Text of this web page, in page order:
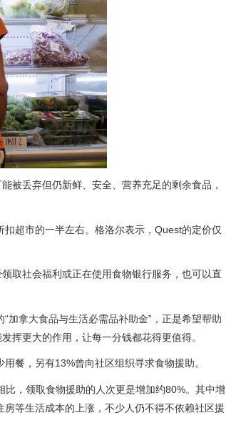
被丢弃但仍新鲜、安全、营养充足的剩余食品，
超市的一半左右。格洛尔表示，Quest的定价仅
取社会福利或正在使用食物银行服务，也可以直
加拿大食品与生活必需品补助金”，正是希望帮助
挥更大的作用，让每一分钱都花得更值得。
餐，另有13%曾向社区组织寻求食物援助。
，领取食物援助的人次更是增加约80%。其中增
等生活成本的上涨，不少人仍不得不依赖社区援